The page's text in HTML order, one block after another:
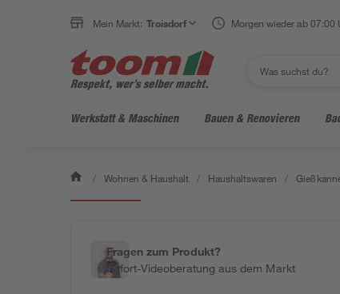
Mein Markt: Troisdorf Morgen wieder ab 07:00
Werkstatt & Maschinen Bauen & Renovieren
/ Wohnen & Haushalt / Haushaltswaren /
Fragen zum Produkt?
Sofort-Videoberatung aus dem Markt